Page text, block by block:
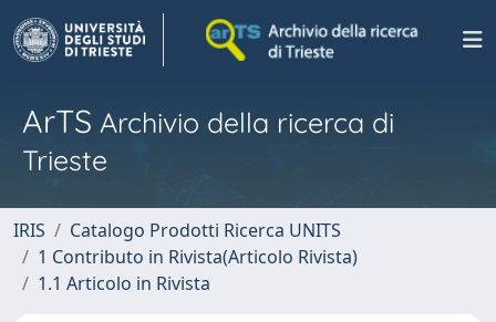
ArTS Archivio della ricerca di
Trieste
IRIS
Catalogo Prodotti Ricerca UNITS
1 Contributo in Rivista(Articolo Rivista)
1.1 Articolo in Rivista